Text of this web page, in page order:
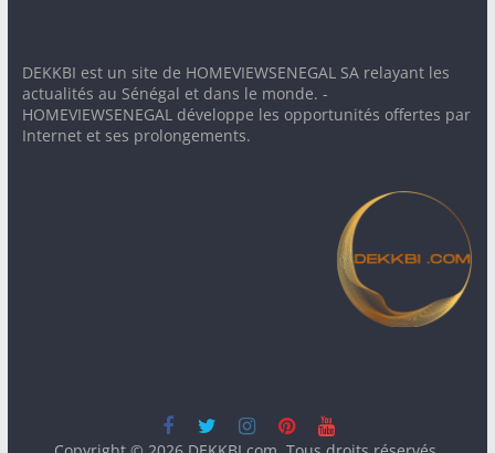
DEKKBI est un site de HOMEVIEWSENEGAL SA relayant les
actualités au Sénégal et dans le monde. -
HOMEVIEWSENEGAL développe les opportunités offertes par
Internet et ses prolongements.